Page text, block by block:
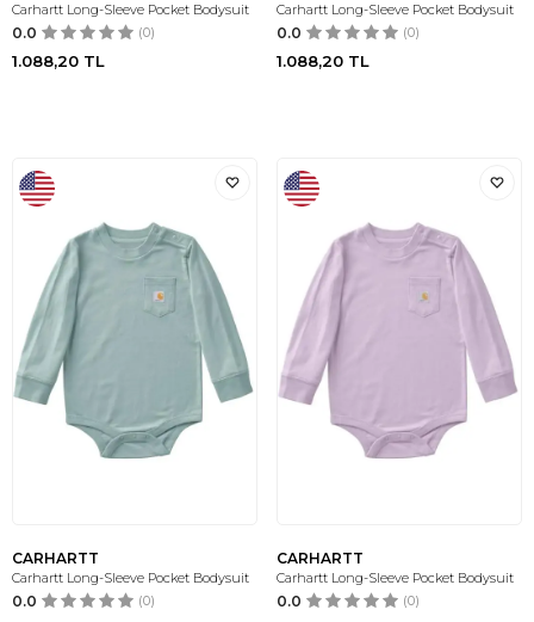
Carhartt Long-Sleeve Pocket Bodysuit
0.0 (0)
1.088,20 TL
Carhartt Long-Sleeve Pocket Bodysuit
0.0 (0)
1.088,20 TL
CARHARTT
Carhartt Long-Sleeve Pocket Bodysuit
0.0 (0)
CARHARTT
Carhartt Long-Sleeve Pocket Bodysuit
0.0 (0)